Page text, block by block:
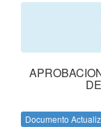
Documento